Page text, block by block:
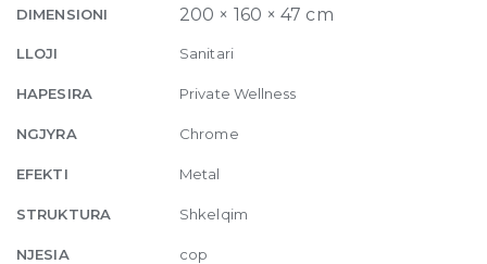
lever,
functions,
on/off
031
Chrome
DIMENSIONI 200 × 160 × 47 cm
LLOJI Sanitari
HAPESIRA Private Wellness
NGJYRA Chrome
EFEKTI Metal
STRUKTURA Shkelqim
NJESIA cop